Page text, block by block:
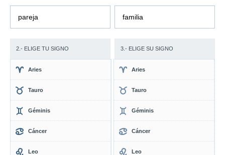
pareja familia
2.- ELIGE TU SIGNO 3.- ELIGE SU SIGNO
Aries
Tauro
Géminis
Cáncer
Leo
Aries
Tauro
Géminis
Cáncer
Leo